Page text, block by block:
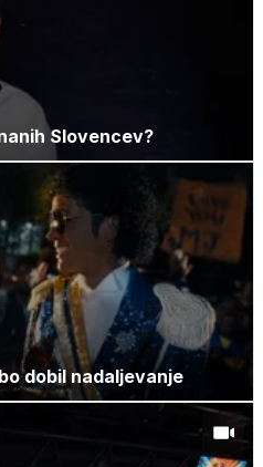
Slovencev?
dobil nadaljevanje